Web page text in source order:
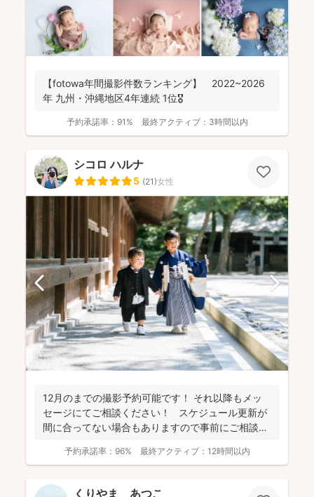
【fotowa年間撮影件数ランキング】 2022~2026
年 九州・沖縄地区4年連続 1位🎖️
予約承諾率： 91% 最終アクティブ： 3時間以内
シコロ ハルナ
5 (21)女性
12月のまでの撮影予約可能です！ それ以降もメッ
セージにてご相談ください！ スケジュール更新が
間に合ってない場合もありますので事前にご相談く
予約承諾率： 96% 最終アクティブ： 12時間以内
くりやま あつこ